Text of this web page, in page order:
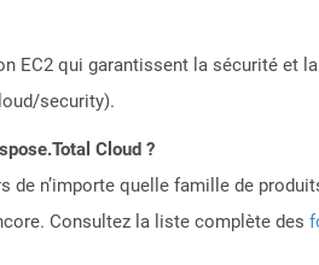
EC2 qui garantissent la sécurité et
security).
Cloud ?
n’importe quelle famille de
Consultez la liste complète des